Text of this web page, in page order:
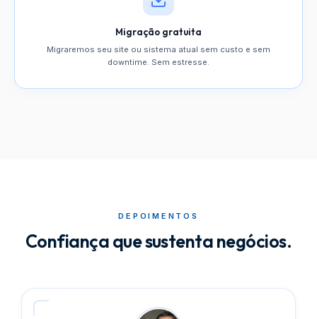
Migração gratuita
Migraremos seu site ou sistema atual sem custo e sem
downtime. Sem estresse.
DEPOIMENTOS
Confiança que sustenta negócios.